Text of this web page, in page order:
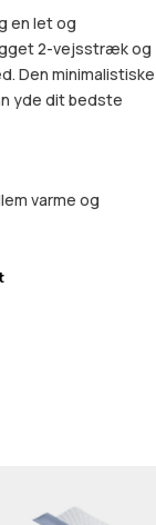
en let og
2-vejsstræk og
Den minimalistiske
yde dit bedste
varme og